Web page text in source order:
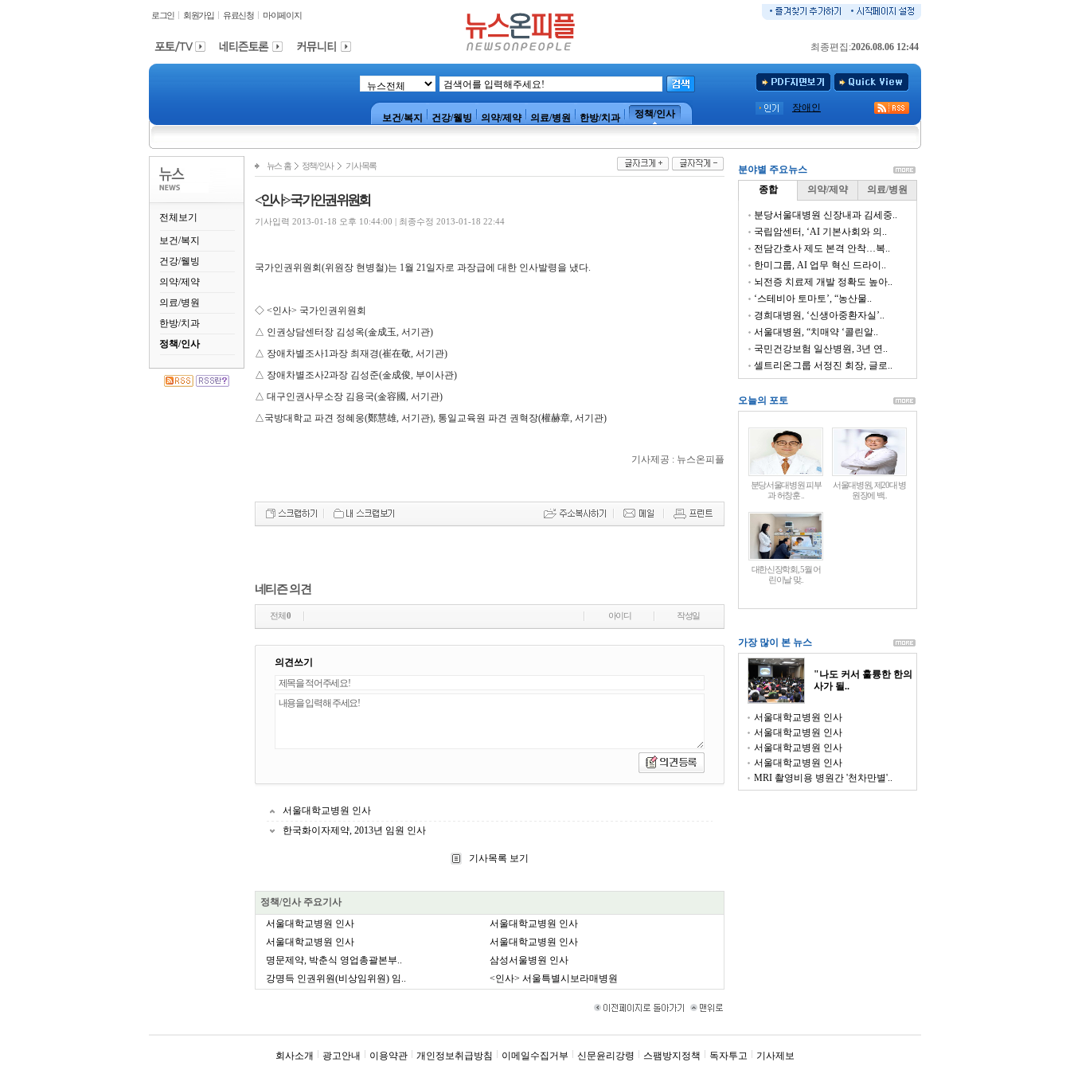
로그인 회원가입 유료신청 마이페이지
최종편집:2026.08.06 12:44
보건/복지 건강/웰빙 의약/제약 의료/병원 한방/치과 정책/인사
장애인
전체보기
보건/복지
건강/웰빙
의약/제약
의료/병원
한방/치과
정책/인사
뉴스 홈 정책/인사 기사목록
<인사> 국가인권위원회
기사입력 2013-01-18 오후 10:44:00 | 최종수정 2013-01-18 22:44
국가인권위원회(위원장 현병철)는 1월 21일자로 과장급에 대한 인사발령을 냈다.
◇ <인사> 국가인권위원회
△ 인권상담센터장 김성옥(金成玉, 서기관)
△ 장애차별조사1과장 최재경(崔在敬, 서기관)
△ 장애차별조사2과장 김성준(金成俊, 부이사관)
△ 대구인권사무소장 김용국(金容國, 서기관)
△국방대학교 파견 정혜웅(鄭慧雄, 서기관), 통일교육원 파견 권혁장(權赫章, 서기관)
기사제공 : 뉴스온피플
네티즌 의견
전체0 아이디 작성일
의견쓰기
서울대학교병원 인사
한국화이자제약, 2013년 임원 인사
기사목록 보기
정책/인사 주요기사
서울대학교병원 인사
서울대학교병원 인사
서울대학교병원 인사
서울대학교병원 인사
명문제약, 박춘식 영업총괄본부..
삼성서울병원 인사
강명득 인권위원(비상임위원) 임..
<인사> 서울특별시보라매병원
분야별 주요뉴스
종합
의약/제약 의료/병원
분당서울대병원 신장내과 김세중..
국립암센터, ‘AI 기본사회와 의..
전담간호사 제도 본격 안착…복..
한미그룹, AI 업무 혁신 드라이..
뇌전증 치료제 개발 정확도 높아..
‘스테비아 토마토’, “농산물..
경희대병원, ‘신생아중환자실’..
서울대병원, “치매약 ‘콜린알..
국민건강보험 일산병원, 3년 연..
셀트리온그룹 서정진 회장, 글로..
오늘의 포토
분당서울대병원 피부
과 허창훈 ..
서울대병원, 제20대 병
원장에 백..
대한신장학회, 5월 어
린이날 맞..
가장 많이 본 뉴스
"나도 커서 훌륭한 한의
사가 될..
서울대학교병원 인사
서울대학교병원 인사
서울대학교병원 인사
서울대학교병원 인사
MRI 촬영비용 병원간 '천차만별'..
회사소개 광고안내 이용약관 개인정보취급방침 이메일수집거부 신문윤리강령 스팸방지정책 독자투고
기사제보